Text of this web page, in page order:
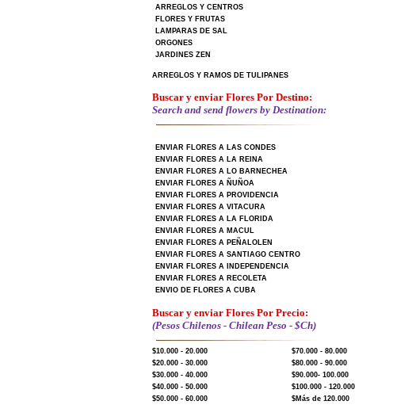
ARREGLOS Y CENTROS
FLORES Y FRUTAS
LAMPARAS DE SAL
ORGONES
JARDINES ZEN
ARREGLOS Y RAMOS DE TULIPANES
Buscar y enviar Flores Por Destino:
Search and send flowers by Destination:
ENVIAR FLORES A LAS CONDES
ENVIAR FLORES A LA REINA
ENVIAR FLORES A LO BARNECHEA
ENVIAR FLORES A ÑUÑOA
ENVIAR FLORES A PROVIDENCIA
ENVIAR FLORES A VITACURA
ENVIAR FLORES A LA FLORIDA
ENVIAR FLORES A MACUL
ENVIAR FLORES A PEÑALOLEN
ENVIAR FLORES A SANTIAGO CENTRO
ENVIAR FLORES A INDEPENDENCIA
ENVIAR FLORES A RECOLETA
ENVIO DE FLORES A CUBA
Buscar y enviar Flores Por Precio:
(Pesos Chilenos - Chilean Peso - $Ch)
$10.000 - 20.000
$70.000 - 80.000
$20.000 - 30.000
$80.000 - 90.000
$30.000 - 40.000
$90.000- 100.000
$40.000 - 50.000
$100.000 - 120.000
$50.000 - 60.000
$Más de 120.000